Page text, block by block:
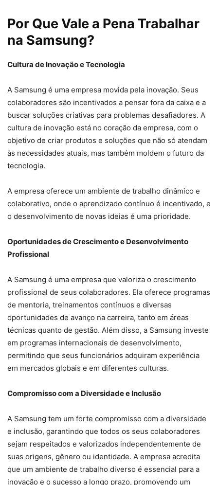
Por Que Vale a Pena Trabalhar
na Samsung?
Cultura de Inovação e Tecnologia
A Samsung é uma empresa movida pela inovação. Seus
colaboradores são incentivados a pensar fora da caixa e a
buscar soluções criativas para problemas desafiadores. A
cultura de inovação está no coração da empresa, com o
objetivo de criar produtos e soluções que não só atendam
às necessidades atuais, mas também moldem o futuro da
tecnologia.
A empresa oferece um ambiente de trabalho dinâmico e
colaborativo, onde o aprendizado contínuo é incentivado, e
o desenvolvimento de novas ideias é uma prioridade.
Oportunidades de Crescimento e Desenvolvimento
Profissional
A Samsung é uma empresa que valoriza o crescimento
profissional de seus colaboradores. Ela oferece programas
de mentoria, treinamentos contínuos e diversas
oportunidades de avanço na carreira, tanto em áreas
técnicas quanto de gestão. Além disso, a Samsung investe
em programas internacionais de desenvolvimento,
permitindo que seus funcionários adquiram experiência
em mercados globais e em diferentes culturas.
Compromisso com a Diversidade e Inclusão
A Samsung tem um forte compromisso com a diversidade
e inclusão, garantindo que todos os seus colaboradores
sejam respeitados e valorizados independentemente de
suas origens, gênero ou identidade. A empresa acredita
que um ambiente de trabalho diverso é essencial para a
inovação e o sucesso a longo prazo, promovendo um